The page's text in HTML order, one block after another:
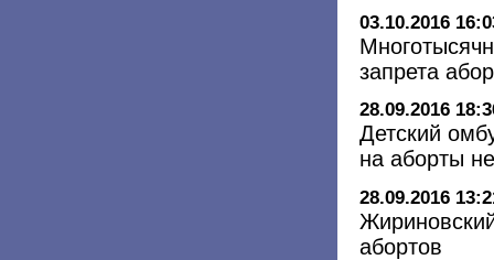
03.10.2016
запрета
28.09.2016
Детский
на аборты
28.09.2016
абортов